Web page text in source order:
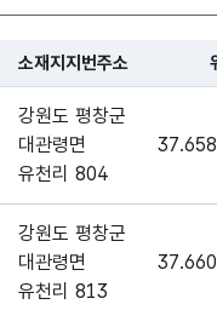
소재지지번주소
강원도 평창군
대관령면
유천리 804
강원도 평창군
대관령면
유천리 813